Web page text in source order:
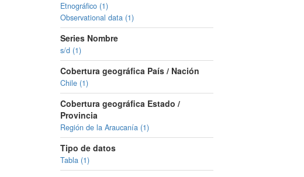
Etnográfico (1)
Observational data (1)
Series Nombre
s/d (1)
Cobertura geográfica País / Nación
Chile (1)
Cobertura geográfica Estado /
Provincia
Región de la Araucanía (1)
Tipo de datos
Tabla (1)